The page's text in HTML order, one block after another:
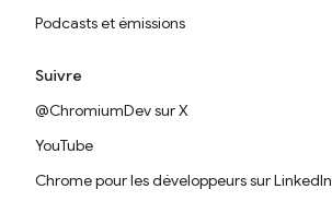
Podcasts et émissions
Suivre
@ChromiumDev sur X
YouTube
Chrome pour les développeurs sur LinkedIn